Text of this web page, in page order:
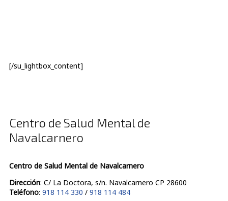
[/su_lightbox_content]
Centro de Salud Mental de
Navalcarnero
Centro de Salud Mental de Navalcarnero
Dirección: C/ La Doctora, s/n. Navalcarnero CP 28600
Teléfono: 918 114 330 / 918 114 484